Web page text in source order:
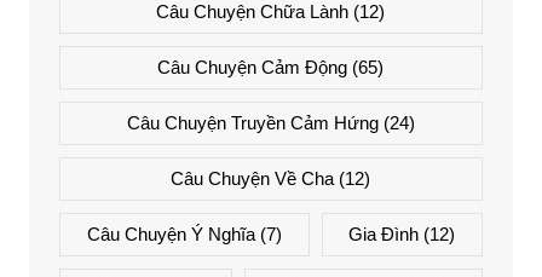
Câu Chuyện Chữa Lành (12)
Câu Chuyện Cảm Động (65)
Câu Chuyện Truyền Cảm Hứng(24)
Câu Chuyện Về Cha (12)
Câu Chuyện Ý Nghĩa(7) Gia Đình (12)